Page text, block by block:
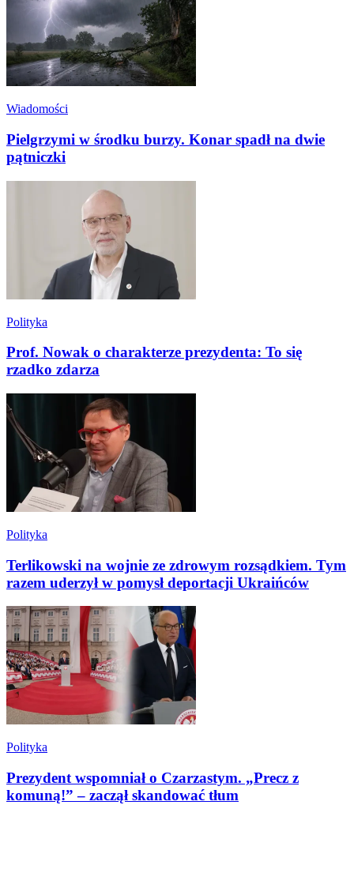
Wiadomości
Pielgrzymi w środku burzy. Konar spadł na dwie
pątniczki
Polityka
Prof. Nowak o charakterze prezydenta: To się
rzadko zdarza
Polityka
Terlikowski na wojnie ze zdrowym rozsądkiem. Tym
razem uderzył w pomysł deportacji Ukraińców
Polityka
Prezydent wspomniał o Czarzastym. „Precz z
komuną!” – zaczął skandować tłum